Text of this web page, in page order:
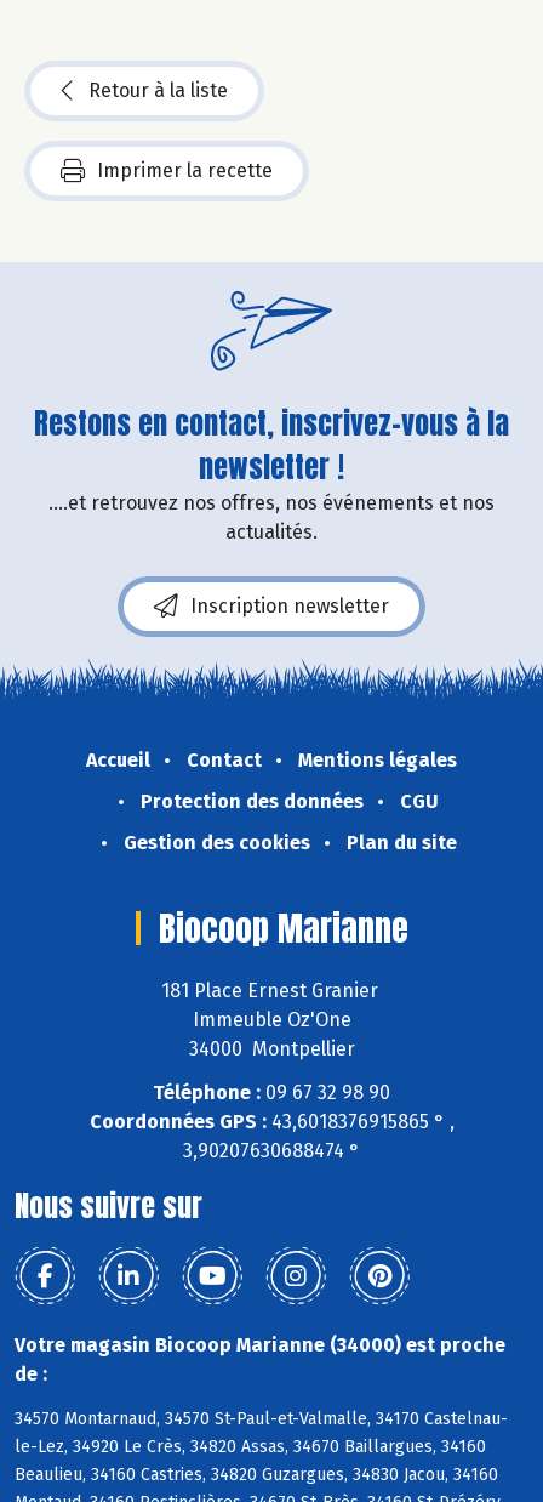
Retour à la liste
Imprimer la recette
Restons en contact, inscrivez-vous à la
newsletter !
....et retrouvez nos offres, nos événements et nos
actualités.
Inscription newsletter
Accueil Contact
Mentions légales
Protection des données
CGU
Gestion des cookies
Plan du site
Biocoop Marianne
181 Place Ernest Granier
Immeuble Oz'One
34000 Montpellier
Téléphone : 09 67 32 98 90
Coordonnées GPS :43,6018376915865 ° ,
3,90207630688474 °
Nous suivre sur
Votre magasin Biocoop Marianne (34000) est proche
de :
34570 Montarnaud, 34570 St-Paul-et-Valmalle, 34170 Castelnau-
le-Lez, 34920 Le Crès, 34820 Assas, 34670 Baillargues, 34160
Beaulieu, 34160 Castries, 34820 Guzargues, 34830 Jacou, 34160